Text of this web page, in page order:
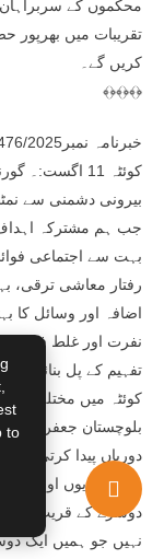
محکموں کے سربراہان
تقریبات میں بھرپور
کریں گے۔
﴾﴿﴾﴿﴾﴿
خبرنامہ نمبر5476/2025
بیرونی دشمنی سے
جب ہم مشترکہ
بہت سے اجتماعی
رفتار معاشی ترقی،
اضافہ اور وسائل کا
نفرت اور غلط فہمیوں
تفہیم کے پل بنائیں۔
کوئٹہ میں مختلف
بلوچستان جعفرخان
دوریاں پیدا کرتی
مزید دوریوں اور
دوسرے کے قریب لانے
نہیں جو ہمیں ایک
to